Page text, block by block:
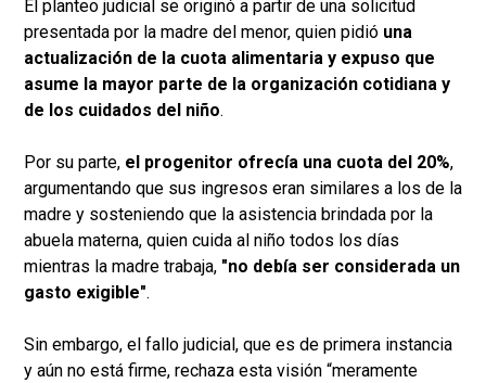
El planteo judicial se originó a partir de una solicitud
presentada por la madre del menor, quien pidió una
actualización de la cuota alimentaria y expuso que
asume la mayor parte de la organización cotidiana y
de los cuidados del niño.
Por su parte, el progenitor ofrecía una cuota del 20%,
argumentando que sus ingresos eran similares a los de la
madre y sosteniendo que la asistencia brindada por la
abuela materna, quien cuida al niño todos los días
mientras la madre trabaja, "no debía ser considerada un
gasto exigible".
Sin embargo, el fallo judicial, que es de primera instancia
y aún no está firme, rechaza esta visión “meramente